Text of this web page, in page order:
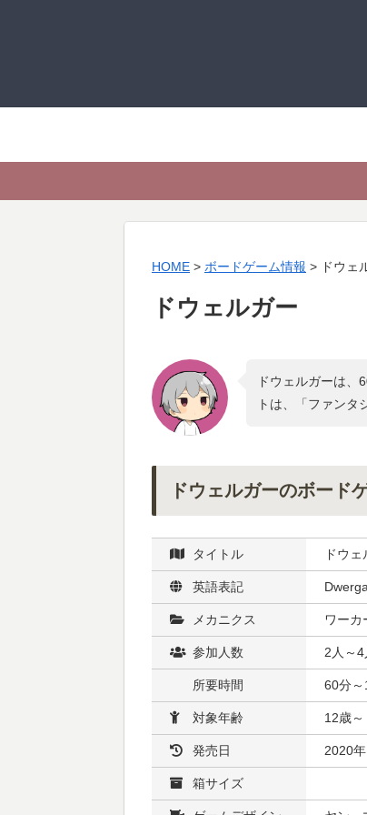
HOME > ボードゲーム情報 > ドウェ
ドウェルガー
ドウェルガーは
トは、「ファンタ
ドウェルガーのボード
タイトル ドウ
英語表記
メカニクス ワーカ
参加人数 2人～4
所要時間 60分
対象年齢 12歳～
発売日 2020年
箱サイズ